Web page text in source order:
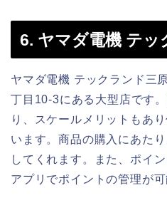
6. ヤマダ電機 テッ
ヤマダ電機 テックランド三
丁目10-3にある大型店です
り、スケールメリットもあ
います。商品の購入にあた
してくれます。また、ポイ
アプリでポイントの管理が可